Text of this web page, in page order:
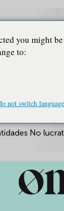
you might
to:
not switch language